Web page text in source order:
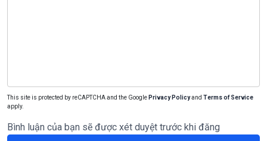
This site is protected by reCAPTCHA and the Google Privacy Policyand Terms of Service
apply.
Bình luận của bạn sẽ được xét duyệt trước khi đăng